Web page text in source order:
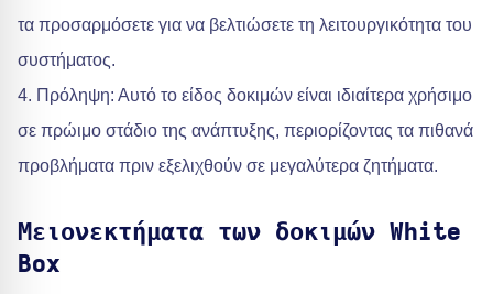
τα προσαρμόσετε για να βελτιώσετε τη λειτουργικότητα του
συστήματος.
4. Πρόληψη: Αυτό το είδος δοκιμών είναι ιδιαίτερα χρήσιμο
σε πρώιμο στάδιο της ανάπτυξης, περιορίζοντας τα πιθανά
προβλήματα πριν εξελιχθούν σε μεγαλύτερα ζητήματα.
Μειονεκτήματα των δοκιμών White
Box